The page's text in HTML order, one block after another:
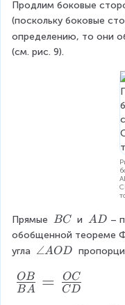
Продлим боковые
(поскольку боковые
определению, то они
(см. рис. 9).
Прямые \
\
B
BC и \
\
A
AD –
обобщенной теореме
угла \
∠AOD
\f
BA
OB = CD
OC